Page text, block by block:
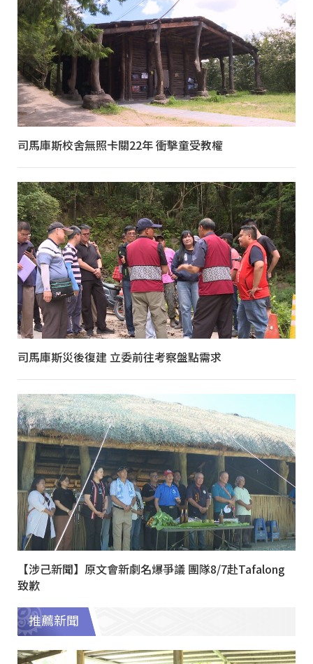
司馬庫斯校舍無照卡關22年 衝擊童受教權
司馬庫斯災後復建 立委前往考察盤點需求
【涉己新聞】原文會新劇名爆爭議 團隊8/7赴Tafalong
致歉
推薦新聞